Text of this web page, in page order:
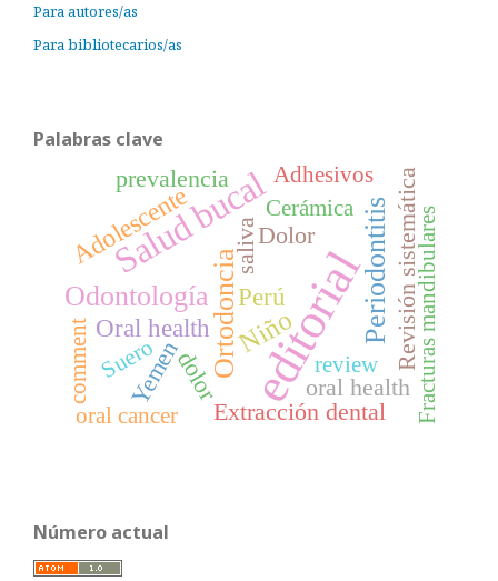
Para autores/as
Para bibliotecarios/as
Palabras clave
editorial
Salud bucal
Ortodoncia Periodontitis
Odontología
Niño
Perú
Oral health
Adolescente Revisión sistemática
saliva
Yemen
oral health
Extracción dental
prevalencia
Dolor
dolor
Adhesivos
comment review
Suero Fracturas mandibulares
oral cancer
Cerámica
Número actual